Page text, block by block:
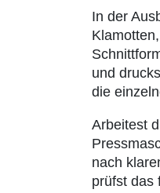
In der
und
die
Arbeitest
nach
prüfst das